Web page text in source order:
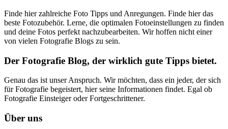
Finde hier zahlreiche Foto Tipps und Anregungen. Finde hier das
beste Fotozubehör. Lerne, die optimalen Fotoeinstellungen zu finden
und deine Fotos perfekt nachzubearbeiten. Wir hoffen nicht einer
von vielen Fotografie Blogs zu sein.
Der Fotografie Blog, der wirklich gute Tipps bietet.
Genau das ist unser Anspruch. Wir möchten, dass ein jeder, der sich
für Fotografie begeistert, hier seine Informationen findet. Egal ob
Fotografie Einsteiger oder Fortgeschrittener.
Über uns